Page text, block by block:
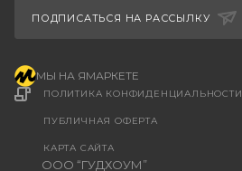
ООО “ГУДХОУМ”
ПОЛИТИКА КОНФИДЕНЦИАЛЬНОСТИ
ПУБЛИЧНАЯ ОФЕРТА
КАРТА САЙТА
ПОДПИСАТЬСЯ НА РАССЫЛКУ
МЫ НА ЯМАРКЕТЕ